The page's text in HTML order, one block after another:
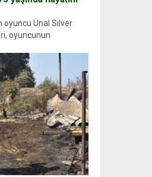
oyuncu Ünal Silver
oyuncunun
“Usta Oyuncumuz ve